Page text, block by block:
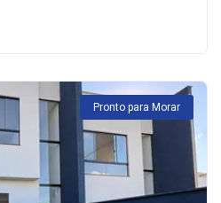
Pronto para Morar